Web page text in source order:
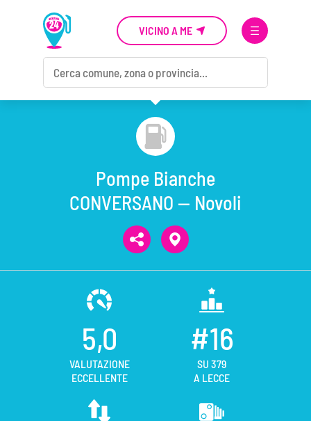
VICINO A ME
Pompe Bianche
CONVERSANO — Novoli
5,0
VALUTAZIONE
ECCELLENTE
#16
SU 379
A LECCE